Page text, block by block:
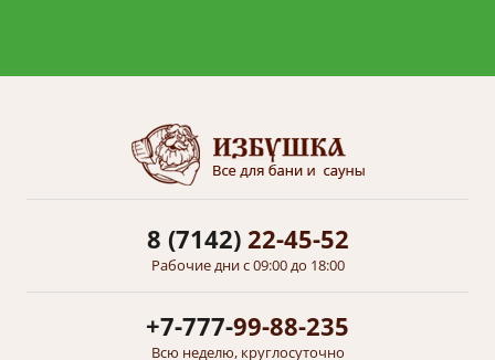
8 (7142)22-45-52
Рабочие дни с 09:00 до 18:00
+7-777-99-88-235
Всю неделю, круглосуточно